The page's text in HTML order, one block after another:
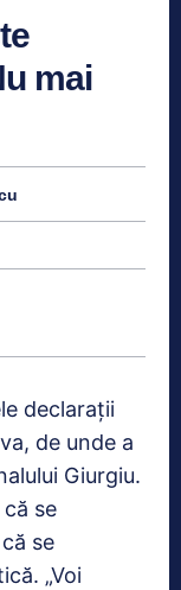
mai
declarații
de unde a
Giurgiu.
se
se
„Voi